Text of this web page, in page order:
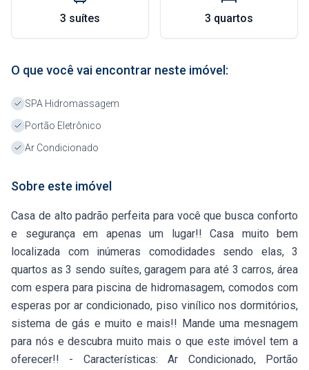
3 suítes 3 quartos
O que você vai encontrar neste imóvel:
SPA Hidromassagem
Portão Eletrônico
Ar Condicionado
Sobre este imóvel
Casa de alto padrão perfeita para você que busca conforto
e segurança em apenas um lugar!! Casa muito bem
localizada com inúmeras comodidades sendo elas, 3
quartos as 3 sendo suítes, garagem para até 3 carros, área
com espera para piscina de hidromasagem, comodos com
esperas por ar condicionado, piso vinílico nos dormitórios,
sistema de gás e muito e mais!! Mande uma mesnagem
para nós e descubra muito mais o que este imóvel tem a
oferecer!! - Características: Ar Condicionado, Portão